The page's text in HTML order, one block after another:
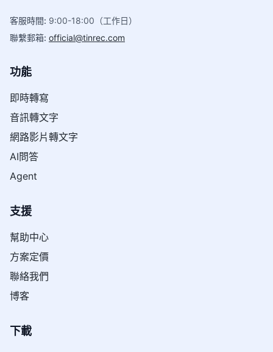
客服時間: 9:00-18:00（工作日）
聯繫郵箱: official@tinrec.com
功能
即時轉寫
音訊轉文字
網路影片轉文字
AI問答
Agent
支援
幫助中心
方案定價
聯絡我們
博客
下載